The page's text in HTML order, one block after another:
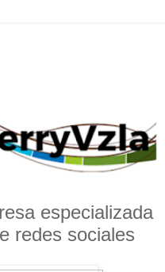
especializada
redes sociales